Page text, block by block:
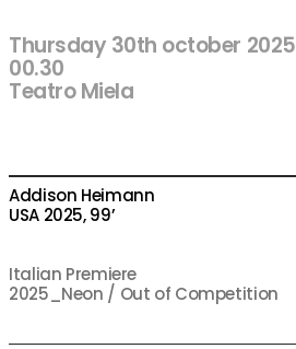
Thursday 30th october 2025
00.30
Teatro Miela
Addison Heimann
USA 2025, 99’
Italian Premiere
2025_Neon / Out of Competition